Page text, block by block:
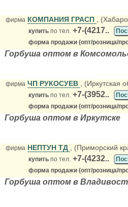
фирма КОМПАНИЯ ГРАСП ,
купить по тел. +7-(4217..
форма продажи (опт/розница/
Горбуша оптом в
фирма ЧП РУКОСУЕВ , (Иркутская
купить по тел. +7-(3952..
форма продажи (опт/розница/
Горбуша оптом в Иркутске
фирма НЕПТУН ТД , (Приморский
купить по тел. +7-(4232..
форма продажи (опт/розница/
Горбуша оптом в